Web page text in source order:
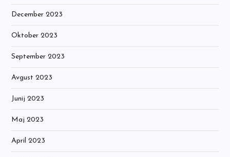
December 2023
Oktober 2023
September 2023
Avgust 2023
Junij 2023
Maj 2023
April 2023